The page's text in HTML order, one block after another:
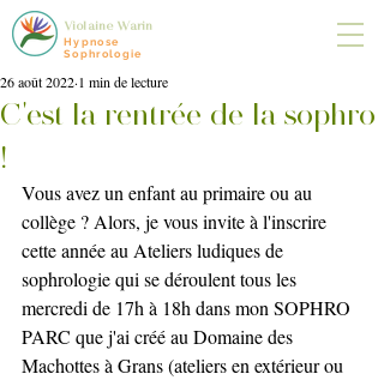
Violaine Warin
Hypnose
Sophrologie
C'est la rentrée de la sophro
!
26 août 2022 1 min de lecture
Vous avez un enfant au primaire ou au
collège ? Alors, je vous invite à l'inscrire
cette année au Ateliers ludiques de
sophrologie qui se déroulent tous les
mercredi de 17h à 18h dans mon SOPHRO
PARC que j'ai créé au Domaine des
Machottes à Grans (ateliers en extérieur ou